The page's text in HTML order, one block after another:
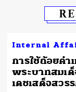
Internal
การใช้ถ้อยค
พระบาทสมเ
เดชเสด็จสวร